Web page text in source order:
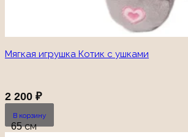
Мягкая игрушка Котик с ушками
2 200 ₽
В корзину
65 см